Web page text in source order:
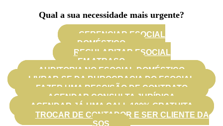
Qual a sua necessidade mais urgente?
GERENCIAR ESOCIAL
DOMÉSTICO
REGULARIZAR ESOCIAL
EM ATRASO
AUDITORIA NO ESOCIAL DOMÉSTICO
LIVRAR-SE DA BUROCRACIA DO ESOCIAL
FAZER UMA RESCISÃO DE CONTRATO
AGENDAR CONSULTA JURÍDICA
AGENDAR JÁ UMA CALL 100% GRATUITA
TROCAR DE CONTADOR E SER CLIENTE DA
SOS